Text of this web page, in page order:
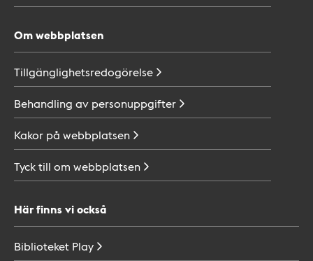
Om webbplatsen
Tillgänglighetsredogörelse
Behandling av personuppgifter
Kakor på webbplatsen
Tyck till om webbplatsen
Här finns vi också
Biblioteket Play